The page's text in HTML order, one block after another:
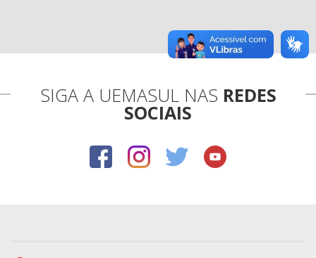
SIGA A UEMASUL NAS REDES
SOCIAIS